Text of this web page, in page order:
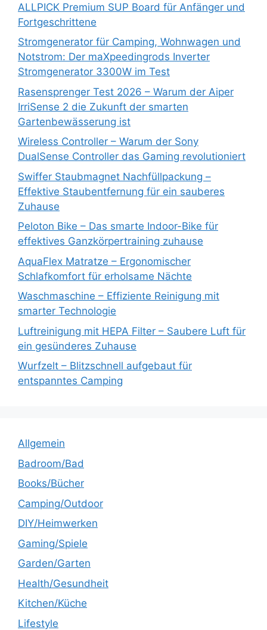
ALLPICK Premium SUP Board für Anfänger und
Fortgeschrittene
Stromgenerator für Camping, Wohnwagen und
Notstrom: Der maXpeedingrods Inverter
Stromgenerator 3300W im Test
Rasensprenger Test 2026 – Warum der Aiper
IrriSense 2 die Zukunft der smarten
Gartenbewässerung ist
Wireless Controller – Warum der Sony
DualSense Controller das Gaming revolutioniert
Swiffer Staubmagnet Nachfüllpackung –
Effektive Staubentfernung für ein sauberes
Zuhause
Peloton Bike – Das smarte Indoor-Bike für
effektives Ganzkörpertraining zuhause
AquaFlex Matratze – Ergonomischer
Schlafkomfort für erholsame Nächte
Waschmaschine – Effiziente Reinigung mit
smarter Technologie
Luftreinigung mit HEPA Filter – Saubere Luft für
ein gesünderes Zuhause
Wurfzelt – Blitzschnell aufgebaut für
entspanntes Camping
Allgemein
Badroom/Bad
Books/Bücher
Camping/Outdoor
DIY/Heimwerken
Gaming/Spiele
Garden/Garten
Health/Gesundheit
Kitchen/Küche
Lifestyle